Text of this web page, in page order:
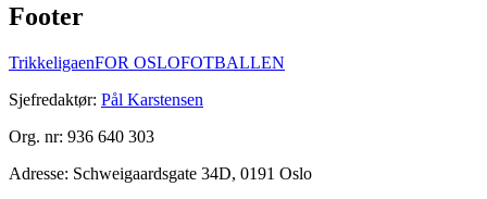
Footer
TrikkeligaenFOR OSLOFOTBALLEN
Sjefredaktør: Pål Karstensen
Org. nr: 936 640 303
Adresse: Schweigaardsgate 34D, 0191 Oslo